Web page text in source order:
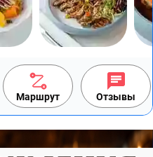
Маршрут Отзывы